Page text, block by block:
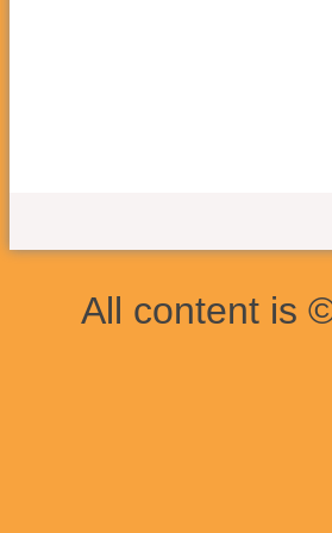
All content is